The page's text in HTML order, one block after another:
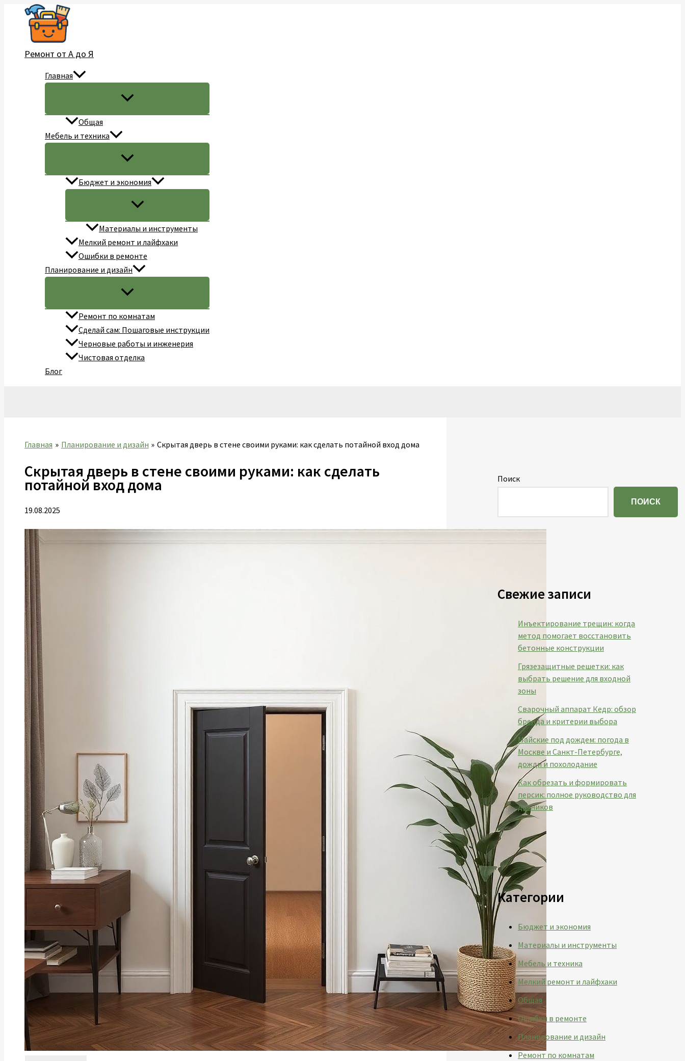
Перейти
содержимому
Ремонт от А до Я
Главная
Общая
Мебель и техника
Бюджет и экономия
Материалы и инструменты
Мелкий ремонт и лайфхаки
Ошибки в ремонте
Планирование и дизайн
Ремонт по комнатам
Сделай сам: Пошаговые инструкции
Черновые работы и инженерия
Чистовая отделка
Блог
Главная Планирование и дизайн Скрытая дверь в стене своими руками: как сделать потайной вход дома
Скрытая дверь в стене своими руками: как сделать
потайной вход дома
19.08.2025
Поиск
ПОИСК
Свежие записи
Инъектирование трещин: когда
метод помогает восстановить
бетонные конструкции
Грязезащитные решетки: как
выбрать решение для входной
зоны
Сварочный аппарат Кедр: обзор
бренда и критерии выбора
Майские под дождем: погода в
Москве и Санкт-Петербурге,
дожди и похолодание
Как обрезать и формировать
персик: полное руководство для
дачников
Категории
Бюджет и экономия
Материалы и инструменты
Мебель и техника
Мелкий ремонт и лайфхаки
Общая
Ошибки в ремонте
Планирование и дизайн
Ремонт по комнатам